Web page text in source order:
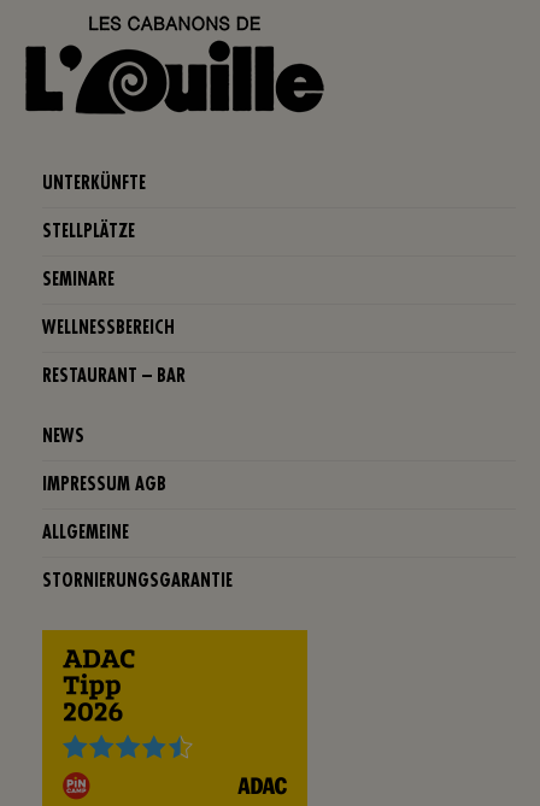
UNTERKÜNFTE
STELLPLÄTZE
SEMINARE
WELLNESSBEREICH
RESTAURANT – BAR
NEWS
IMPRESSUM AGB
ALLGEMEINE
STORNIERUNGSGARANTIE